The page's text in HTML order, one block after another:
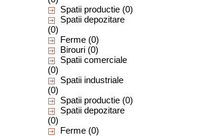
Spatii productie(0)
Spatii depozitare
(0)
Ferme(0)
Birouri(0)
Spatii comerciale
(0)
Spatii industriale
(0)
Spatii productie(0)
Spatii depozitare
(0)
Ferme(0)